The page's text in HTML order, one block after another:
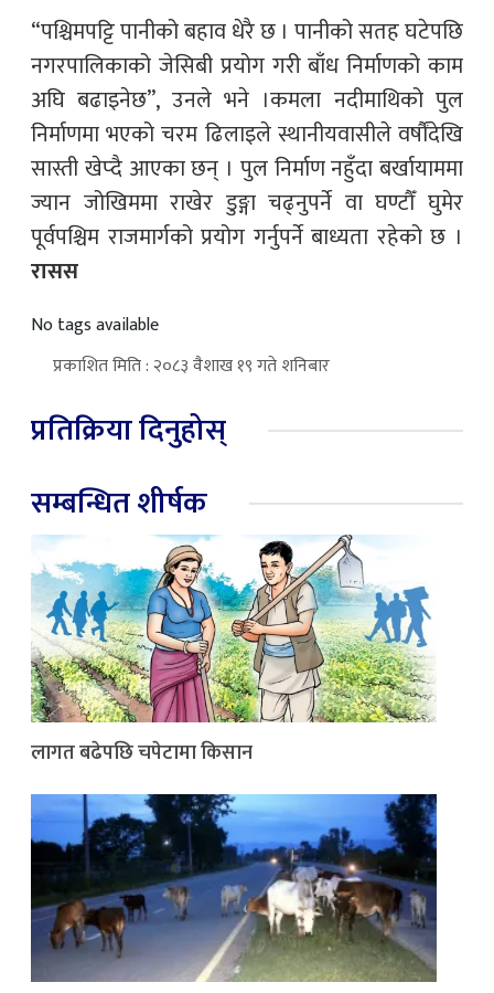
“पश्चिमपट्टि पानीको बहाव धेरै छ । पानीको सतह घटेपछि
नगरपालिकाको जेसिबी प्रयोग गरी बाँध निर्माणको काम
अघि बढाइनेछ”, उनले भने ।कमला नदीमाथिको पुल
निर्माणमा भएको चरम ढिलाइले स्थानीयवासीले वर्षौंदेखि
सास्ती खेप्दै आएका छन् । पुल निर्माण नहुँदा बर्खायाममा
ज्यान जोखिममा राखेर डुङ्गा चढ्नुपर्ने वा घण्टौँ घुमेर
पूर्वपश्चिम राजमार्गको प्रयोग गर्नुपर्ने बाध्यता रहेको छ ।
रासस
No tags available
प्रकाशित मिति : २०८३ वैशाख १९ गते शनिबार
प्रतिक्रिया दिनुहोस्
सम्बन्धित शीर्षक
लागत बढेपछि चपेटामा किसान